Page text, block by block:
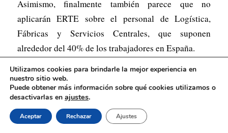
Asimismo, finalmente también parece que no
aplicarán ERTE sobre el personal de Logística,
Fábricas y Servicios Centrales, que suponen
alrededor del 40% de los trabajadores en España.
Ahora bien, creemos que aquí entró en juego algo de
márketing. Primero, vino el famoso anuncio de poner
nuestra capacidad logística al servicio del Gobierno
para traer, especialmente de China, material sanitario
Utilizamos cookies para brindarle la mejor experiencia en
nuestro sitio web.
Puede obtener más información sobre qué cookies utilizamos o
desactivarlas en ajustes.
Aceptar Rechazar Ajustes